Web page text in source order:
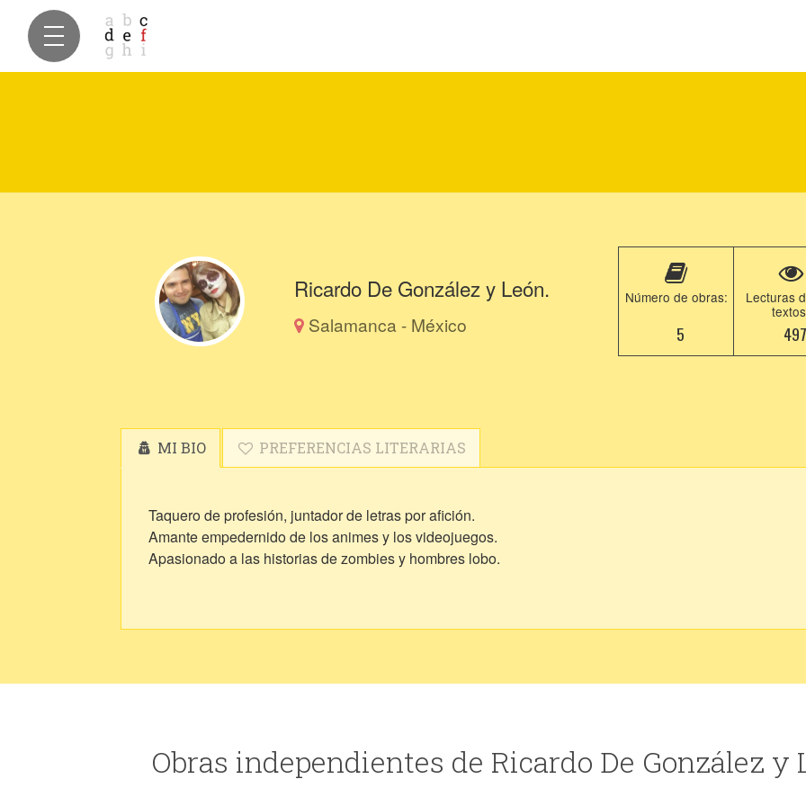
Ricardo De González y León.
Salamanca - México
Número de obras:
5
Lecturas
497
MI BIO PREFERENCIAS LITERARIAS
Taquero de profesión, juntador de letras por afición.
Amante empedernido de los animes y los videojuegos.
Apasionado a las historias de zombies y hombres lobo.
Obras independientes de Ricardo De González y